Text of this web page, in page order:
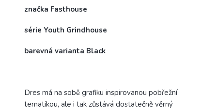
značka Fasthouse
série Youth Grindhouse
barevná varianta Black
Dres má na sobě grafiku inspirovanou pobřežní
tematikou, ale i tak zůstává dostatečně věrný